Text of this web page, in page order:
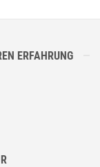
ERFAHRUNG